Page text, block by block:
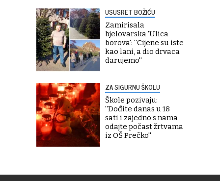
USUSRET BOŽIĆU
Zamirisala
bjelovarska 'Ulica
borova': ''Cijene su iste
kao lani, a dio drvaca
darujemo''
ZA SIGURNU ŠKOLU
Škole pozivaju:
''Dođite danas u 18
sati i zajedno s nama
odajte počast žrtvama
iz OŠ Prečko''